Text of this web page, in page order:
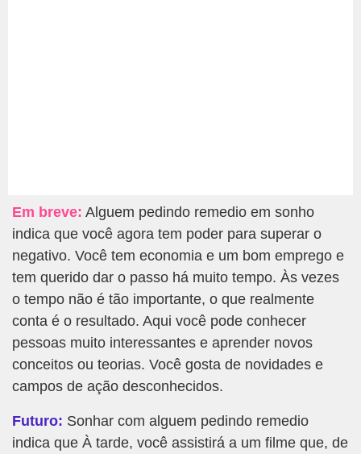
Em breve: Alguem pedindo remedio em sonho
indica que você agora tem poder para superar o
negativo. Você tem economia e um bom emprego e
tem querido dar o passo há muito tempo. Às vezes
o tempo não é tão importante, o que realmente
conta é o resultado. Aqui você pode conhecer
pessoas muito interessantes e aprender novos
conceitos ou teorias. Você gosta de novidades e
campos de ação desconhecidos.
Futuro: Sonhar com alguem pedindo remedio
indica que À tarde, você assistirá a um filme que, de